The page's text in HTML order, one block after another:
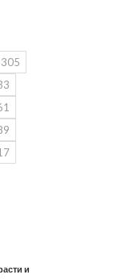
305
и